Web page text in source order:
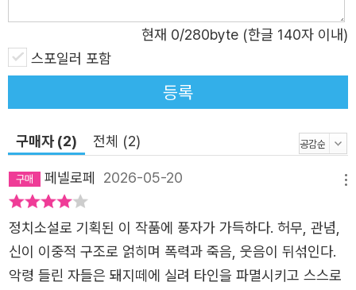
스쩨빤 선생은 바르바라 부인의 외동아들인 니꼴라이 스따
브로긴의 가정교사로 처음 부인의 집에 초빙된 이후, 거의 2
0년 동안 그녀의 재정적 후원을 받으면서 이 집에서 머물게
된다. 어린 시절 스쩨빤 선생의 밀착된 교육을 받으며 자랐
던 스따브로긴은 귀족 학교에 진학하면서 오랫동안 이 도시
를 떠나 있게 되고, 뻬쩨르부르끄에서 수수께끼에 싸인 방탕
한 생활을 하다가 20대의 청년이 되어 다시 이곳으로 돌아
온다. 그리고 이 젊은 귀족 청년의 출현으로, 그동안 특별한
일이라곤 없던 이 평범한 소도시가 조금씩 기묘하게 술렁이
기 시작한다. 그는 놀라울 만큼 아름다운 외모, 세련되고 우
아한 태도로 금세 이곳 사람들의 마음을 사로잡게 되지만,
현재 0/280byte (한글 140자 이내)
스포일러 포함
등록
구매자 (2) 전체 (2)
페넬로페 2026-05-20
정치소설로 기획된 이 작품에 풍자가 가득하다. 허무, 관념,
신이 이중적 구조로 얽히며 폭력과 죽음, 웃음이 뒤섞인다.
악령 들린 자들은 돼지떼에 실려 타인을 파멸시키고 스스로